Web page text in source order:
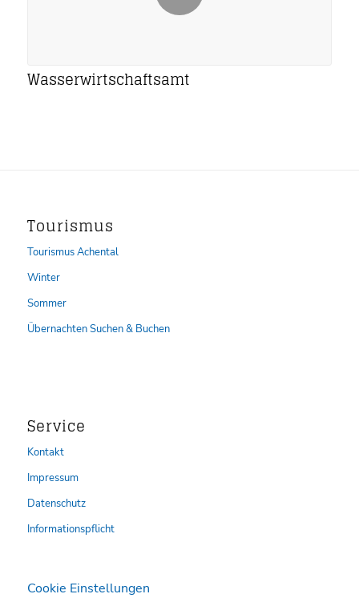
Wasserwirtschaftsamt
Tourismus
Tourismus Achental
Winter
Sommer
Übernachten Suchen & Buchen
Service
Kontakt
Impressum
Datenschutz
Informationspflicht
Cookie Einstellungen